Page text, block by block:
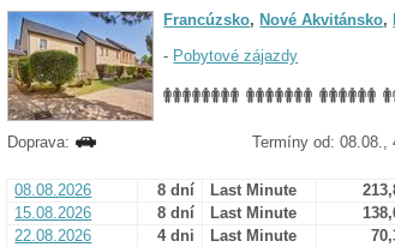
Francúzsko, Nové Akvitánsko,
- Pobytové zájazdy
Doprava:
Termíny od: 08.08.,
08.08.2026 8 dní Last Minute
15.08.2026
8 dní Last Minute
22.08.2026
4 dni Last Minute